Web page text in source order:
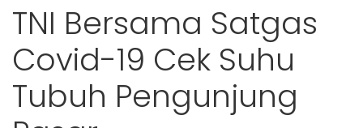
TNI Bersama Satgas
Covid-19 Cek Suhu
Tubuh Pengunjung